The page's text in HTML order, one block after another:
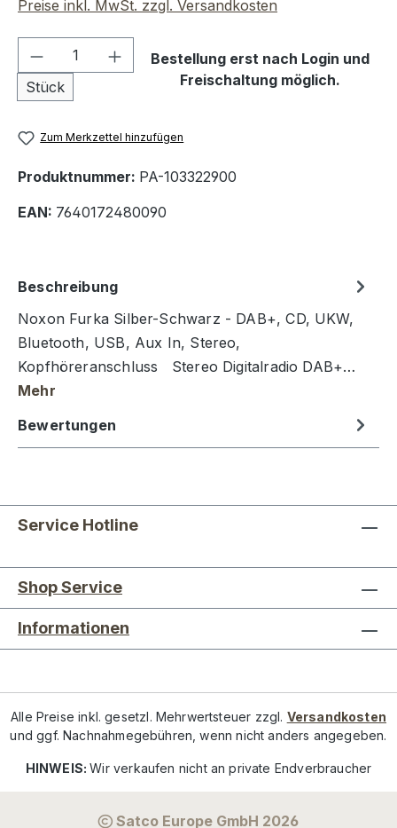
Preise inkl. MwSt. zzgl. Versandkosten
Produkt Anzahl: Gib den
Stück
Bestellung erst nach Login und
Freischaltung möglich.
Zum Merkzettel hinzufügen
Produktnummer: PA-103322900
EAN: 7640172480090
Beschreibung
Noxon Furka Silber-Schwarz - DAB+, CD, UKW,
Bluetooth, USB, Aux In, Stereo,
Kopfhöreranschluss Stereo Digitalradio DAB+…
Mehr
Bewertungen
Service Hotline
Shop Service
Informationen
Alle Preise inkl. gesetzl. Mehrwertsteuer zzgl. Versandkosten
und ggf. Nachnahmegebühren, wenn nicht anders angegeben.
HINWEIS:Wir verkaufen nicht an private Endverbraucher
Satco Europe GmbH 2026